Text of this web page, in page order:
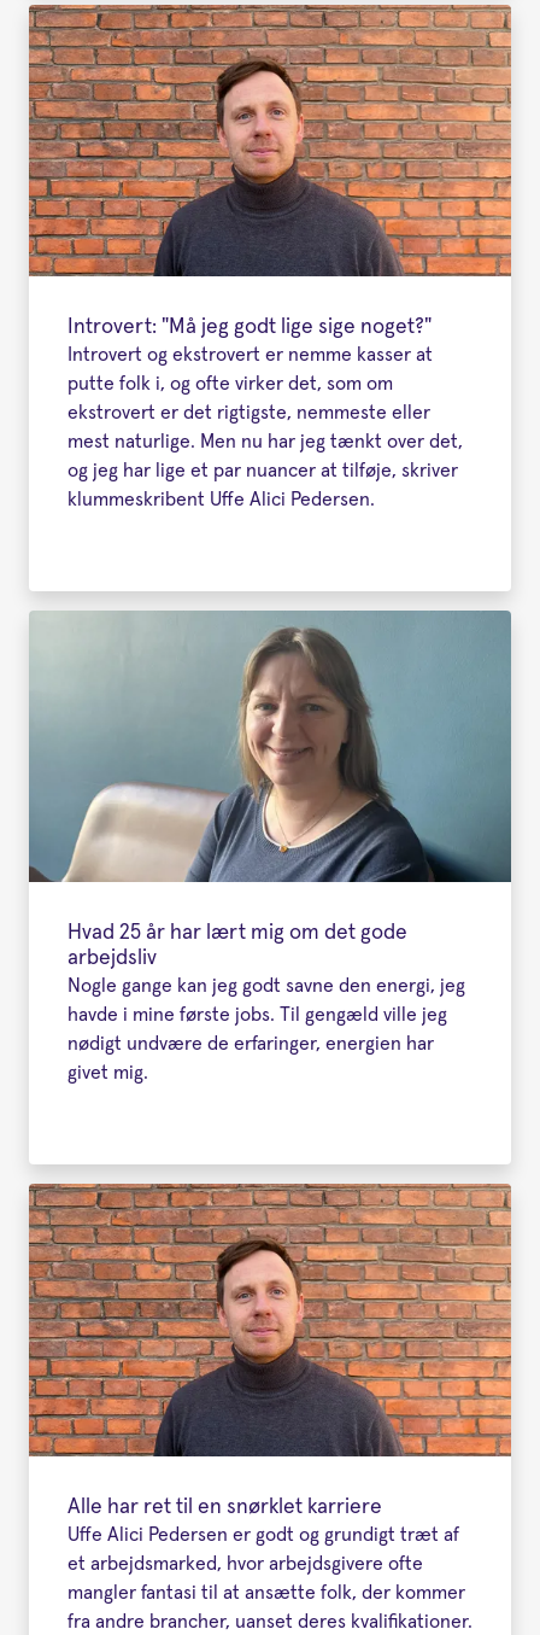
Introvert: "Må jeg godt lige sige noget?"
Introvert og ekstrovert er nemme kasser at
putte folk i, og ofte virker det, som om
ekstrovert er det rigtigste, nemmeste eller
mest naturlige. Men nu har jeg tænkt over det,
og jeg har lige et par nuancer at tilføje, skriver
klummeskribent Uffe Alici Pedersen.
Hvad 25 år har lært mig om det gode
arbejdsliv
Nogle gange kan jeg godt savne den energi, jeg
havde i mine første jobs. Til gengæld ville jeg
nødigt undvære de erfaringer, energien har
givet mig.
Alle har ret til en snørklet karriere
Uffe Alici Pedersen er godt og grundigt træt af
et arbejdsmarked, hvor arbejdsgivere ofte
mangler fantasi til at ansætte folk, der kommer
fra andre brancher, uanset deres kvalifikationer.